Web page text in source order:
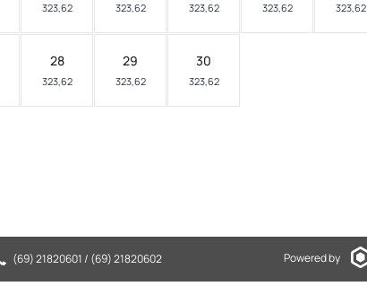
323,62 323,62 323,62 323,62 323,62
28
323,62
29
323,62
30
323,62
(69) 21820601 / (69) 21820602 Powered by